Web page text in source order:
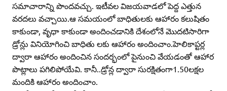
సమాచారాన్ని పొందవచ్చు. ఇటీవల విజయవాడలో పెద్ద ఎత్తున
వరదలు వచ్చాయి.ఆ సమయంలో బాధితులకు ఆహారం కలుషితం
కాకుండా, వృధా కాకుండా అందించడానికి దేశంలోనే మొదటిసారిగా
డ్రోన్లు వినియోగించి బాధితు లకు ఆహారం అందించాం.హెలికాప్టర్ల
ద్వారా ఆహారం అందించిన సందర్భంలో పైనుంచి వేయడంతో ఆహార
పొట్లాలు పగిలిపోయేవి. కానీ..డ్రోన్ల ద్వారా సురక్షితంగా1.50లక్షల
మందికి ఆహారం అందించాం.